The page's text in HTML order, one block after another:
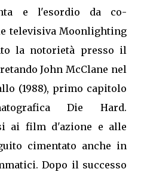
e l'esordio da co-
televisiva Moonlighting
la notorietà presso il
John McClane nel
(1988), primo capitolo
Die Hard.
ai film d'azione e alle
cimentato anche in
Dopo il successo